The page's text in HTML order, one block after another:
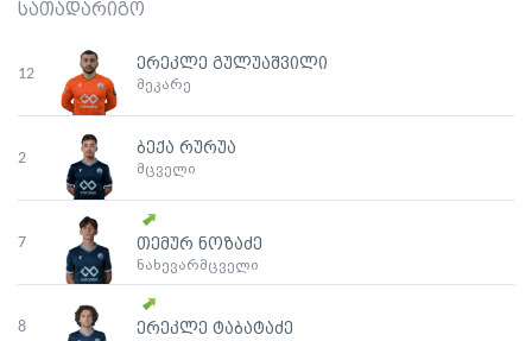
სათადარიგო
12
ერეკლე გულუაშვილი
მეკარე
2
ბექა რურუა
მცველი
7 თემურ ნოზაძე
ნახევარმცველი
8 ერეკლე ტაბატაძე